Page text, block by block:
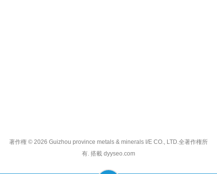
著作権 © 2026 Guizhou province metals & minerals I/E CO., LTD.全著作権所
有. 搭載 dyyseo.com